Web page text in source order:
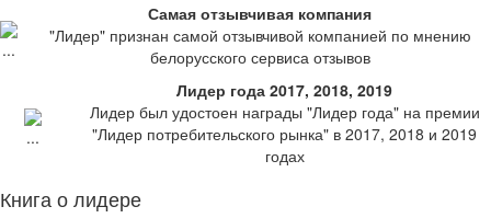
Самая отзывчивая компания
"Лидер" признан самой отзывчивой компанией по мнению
белорусского сервиса отзывов
Лидер года 2017, 2018, 2019
Лидер был удостоен награды "Лидер года" на премии
"Лидер потребительского рынка" в 2017, 2018 и 2019
годах
Книга о лидере